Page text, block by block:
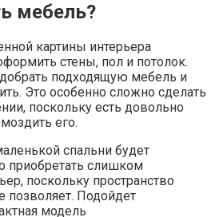
мебель?
картины интерьера
стены, пол и потолок.
подходящую мебель и
Это особенно сложно сделать
поскольку есть довольно
его.
спальни будет
приобретать слишком
поскольку пространство
позволяет. Подойдет
модель